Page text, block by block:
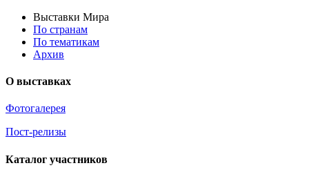
Выставки Мира
По странам
По тематикам
Архив
О выставках
Фотогалерея
Пост-релизы
Каталог участников